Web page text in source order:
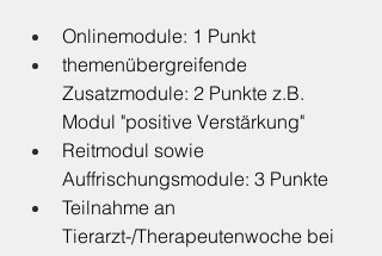
Onlinemodule: 1 Punkt
themenübergreifende
Zusatzmodule: 2 Punkte z.B.
Modul "positive Verstärkung"
Reitmodul sowie
Auffrischungsmodule: 3 Punkte
Teilnahme an
Tierarzt-/Therapeutenwoche bei